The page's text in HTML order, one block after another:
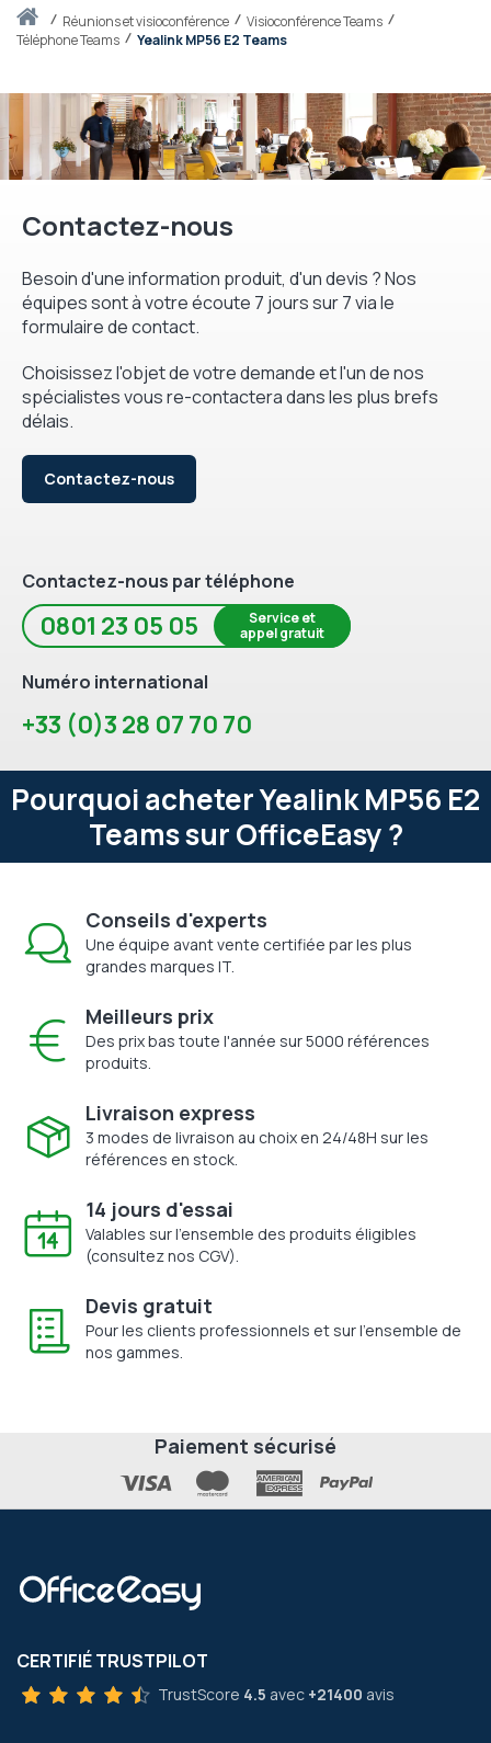
Accueilréunions et visioconférence
Visioconférence Teams
Téléphone Teams
Yealink MP56 E2 Teams
Contactez-nous
Besoin d'une information produit, d'un devis ? Nos
équipes sont à votre écoute 7 jours sur 7 via le
formulaire de contact.
Choisissez l'objet de votre demande et l'un de nos
spécialistes vous re-contactera dans les plus brefs
délais.
Contactez-nous
Contactez-nous par téléphone
0801 23 05 05
Service et
appel gratuit
Numéro international
+33 (0)3 28 07 70 70
Pourquoi acheter Yealink MP56 E2
Teams sur OfficeEasy ?
Conseils d'experts
Une équipe avant vente certifiée par les plus
grandes marques IT.
Meilleurs prix
Des prix bas toute l'année sur 5000 références
produits.
Livraison express
3 modes de livraison au choix en 24/48H sur les
références en stock.
14 jours d'essai
Valables sur l'ensemble des produits éligibles
(consultez nos CGV).
Devis gratuit
Pour les clients professionnels et sur l'ensemble de
nos gammes.
Paiement sécurisé
CERTIFIÉ TRUSTPILOT
TrustScore 4.5 avec +21400 avis